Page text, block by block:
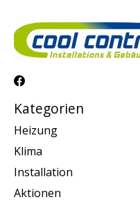
Kategorien
Heizung
Klima
Installation
Aktionen